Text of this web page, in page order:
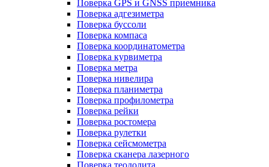
Поверка GPS и GNSS приемника
Поверка адгезиметра
Поверка буссоли
Поверка компаса
Поверка координатометра
Поверка курвиметра
Поверка метра
Поверка нивелира
Поверка планиметра
Поверка профилометра
Поверка рейки
Поверка ростомера
Поверка рулетки
Поверка сейсмометра
Поверка сканера лазерного
Поверка теодолита